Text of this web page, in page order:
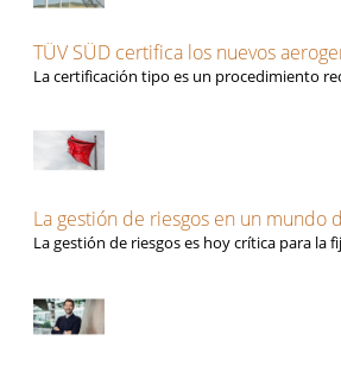
TÜV SÜD certifica los nuevos
La certificación tipo es un procedimiento
La gestión de riesgos en un mundo
La gestión de riesgos es hoy crítica para la